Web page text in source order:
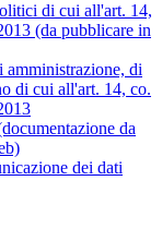
di cui all'art. 14,
(da pubblicare in
di
di cui all'art. 14, co.
da
dei dati